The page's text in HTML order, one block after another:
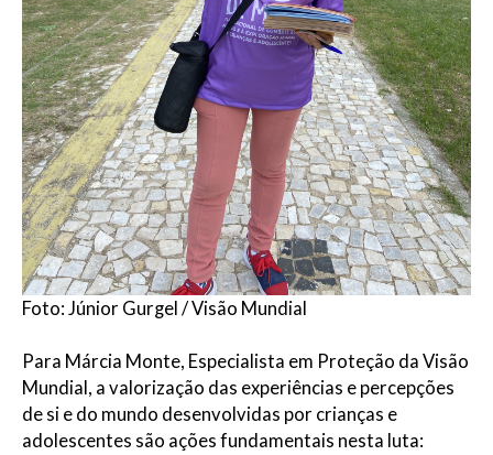
Foto: Júnior Gurgel / Visão Mundial
Para Márcia Monte, Especialista em Proteção da Visão
Mundial, a valorização das experiências e percepções
de si e do mundo desenvolvidas por crianças e
adolescentes são ações fundamentais nesta luta: